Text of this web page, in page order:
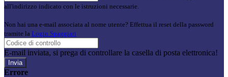
all'indirizzo indicato con le istruzioni necessarie.
Non hai una e-mail associata al nome utente? Effettua il reset della password
tramite la Login Spaggiari
E-mail inviata, si prega di controllare la casella di posta elettronica!
Errore